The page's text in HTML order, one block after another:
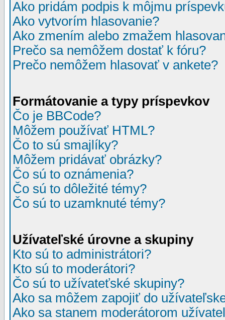
Ako pridám podpis k môjmu
Ako vytvorím hlasovanie?
Ako zmením alebo zmažem
Prečo sa nemôžem dostať k fóru?
Prečo nemôžem hlasovať v ankete?
Formátovanie a typy príspevkov
Čo je BBCode?
Môžem používať HTML?
Čo to sú smajlíky?
Môžem pridávať obrázky?
Čo sú to oznámenia?
Čo sú to dôležité témy?
Čo sú to uzamknuté témy?
Užívateľské úrovne a skupiny
Kto sú to administrátori?
Kto sú to moderátori?
Čo sú to užívateťské skupiny?
Ako sa môžem zapojiť do
Ako sa stanem moderátorom